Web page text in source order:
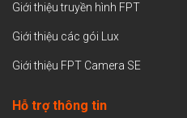
Giới thiệu truyền hình FPT
Giới thiệu các gói Lux
Giới thiệu FPT Camera SE
Hỗ trợ thông tin